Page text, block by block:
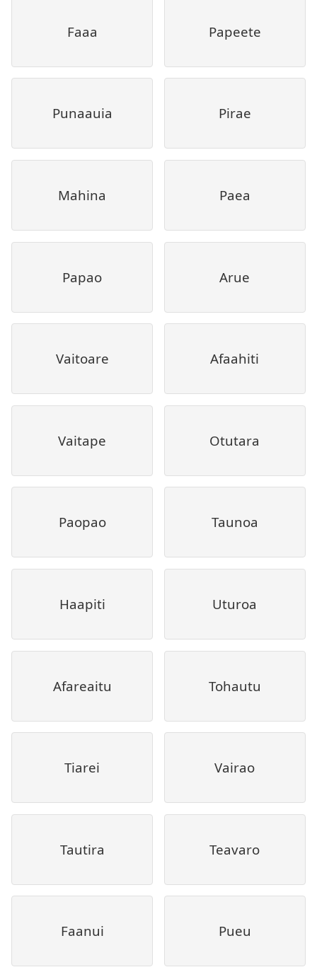
Faaa Papeete
Punaauia Pirae
Mahina Paea
Papao Arue
Vaitoare Afaahiti
Vaitape Otutara
Paopao Taunoa
Haapiti Uturoa
Afareaitu Tohautu
Tiarei Vairao
Tautira Teavaro
Faanui Pueu